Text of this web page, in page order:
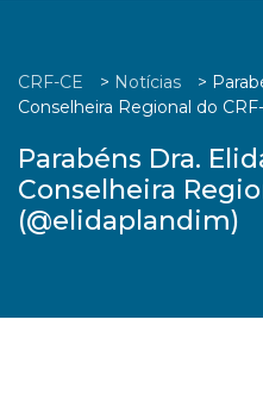
CRF-CE > Notícias >
Conselheira Regional do
Parabéns Dra.
Conselheira
(@elidaplandim)